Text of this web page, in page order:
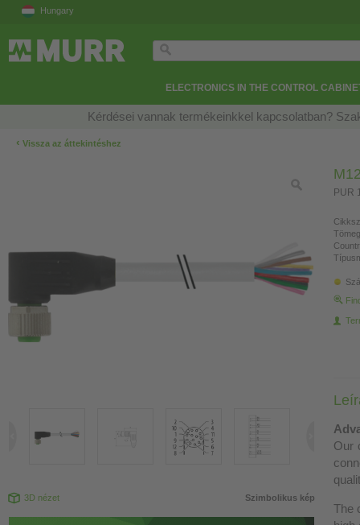
Hungary
ELECTRONICS IN THE CONTROL
Kérdései vannak termékeinkkel kapcsolatban?
‹ Vissza az áttekintéshez
3D nézet Szimbolikus kép
PUR
Our
The